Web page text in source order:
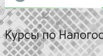
Курсы по